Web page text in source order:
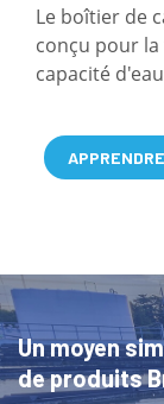
Le boîtier de
conçu pour
capacité
Un moyen
de produits